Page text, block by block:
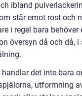
ibland
står emot rost och
i regel bara behöver
översyn då och då,
det inte bara
utformning